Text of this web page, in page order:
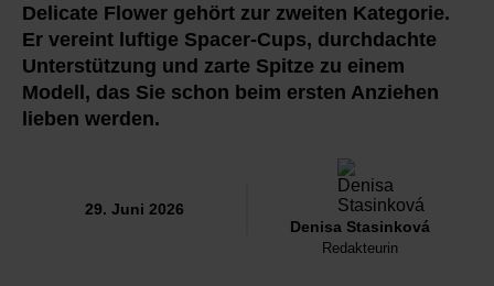
Delicate Flower gehört zur zweiten Kategorie.
Er vereint luftige Spacer-Cups, durchdachte
Unterstützung und zarte Spitze zu einem
Modell, das Sie schon beim ersten Anziehen
lieben werden.
29. Juni 2026
Denisa Stasinková
Redakteurin